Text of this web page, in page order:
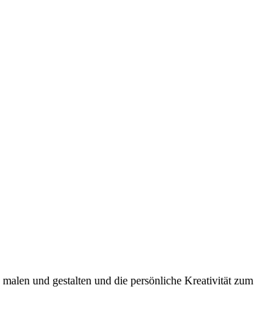
malen und gestalten und die persönliche Kreativität zum